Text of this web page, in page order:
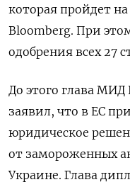
которая пройдет
Bloomberg. При
одобрения всех 27
До этого глава
заявил, что в ЕС
юридическое
от замороженных
Украине. Глава